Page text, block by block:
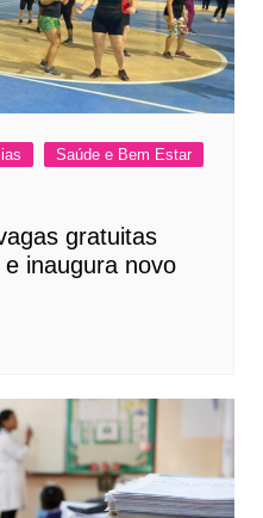
Saúde e Bem Estar
gratuitas
inaugura novo